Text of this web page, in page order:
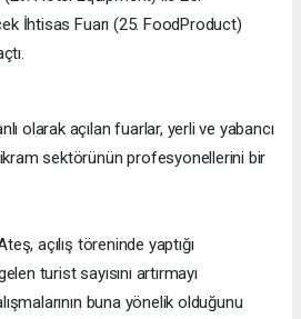
İhtisas Fuarı (25. FoodProduct)
olarak açılan fuarlar, yerli ve yabancı
sektörünün profesyonellerini bir
açılış töreninde yaptığı
turist sayısını artırmayı
buna yönelik olduğunu